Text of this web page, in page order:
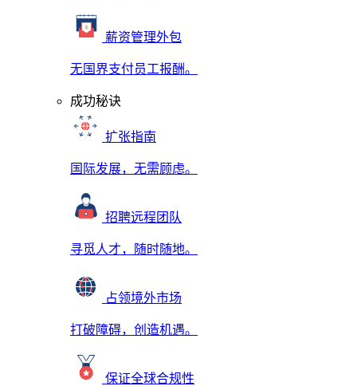
薪资管理外包
无国界支付员工报酬。
成功秘诀
扩张指南
国际发展，无需顾虑。
招聘远程团队
寻觅人才，随时随地。
占领境外市场
打破障碍，创造机遇。
保证全球合规性